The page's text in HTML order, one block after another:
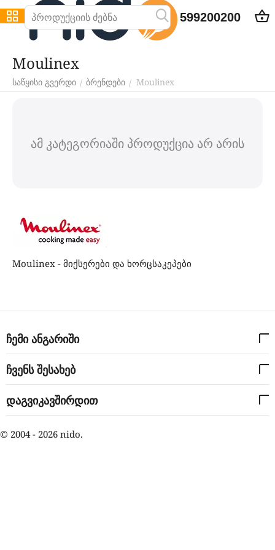
599200200
Moulinex
საწყისი გვერდი / ბრენდები / Moulinex
Moulinex - მიქსერები და ხორცსაკეპები
ამ კატეგორიაში პროდუქცია არ არის
ჩემი ანგარიში
ჩვენს შესახებ
დაგვიკავშირდით
© 2004 - 2026 nido.